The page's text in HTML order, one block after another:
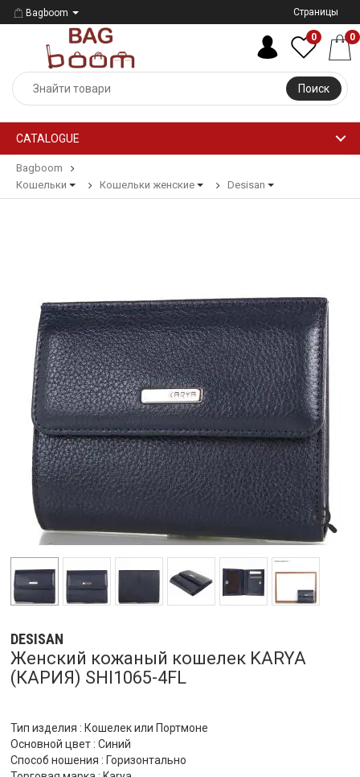
Bagboom Страницы
Поиск
0 0
CATALOGUE
Bagboom
Кошельки
Кошельки женские Desisan
DESISAN
Женский кожаный кошелек KARYA
(КАРИЯ) SHI1065-4FL
Тип изделия : Кошелек или Портмоне
Основной цвет : Синий
Способ ношения : Горизонтально